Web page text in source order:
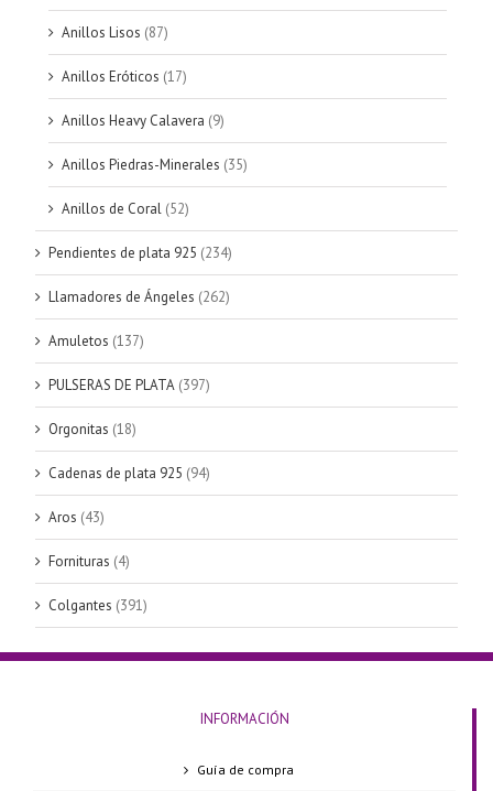
Anillos Lisos (87)
Anillos Eróticos (17)
Anillos Heavy Calavera (9)
Anillos Piedras-Minerales (35)
Anillos de Coral (52)
Pendientes de plata 925 (234)
Llamadores de Ángeles (262)
Amuletos (137)
PULSERAS DE PLATA (397)
Orgonitas (18)
Cadenas de plata 925 (94)
Aros (43)
Fornituras (4)
Colgantes (391)
INFORMACIÓN
Guía de compra